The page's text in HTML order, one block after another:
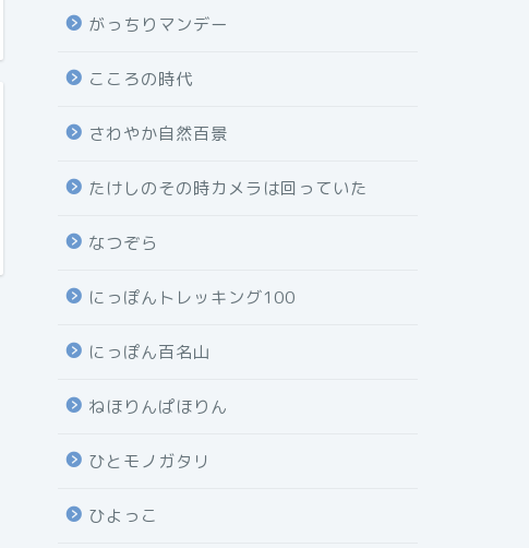
がっちりマンデー
こころの時代
さわやか自然百景
たけしのその時カメラは回っていた
なつぞら
にっぽんトレッキング100
にっぽん百名山
ねほりんぱほりん
ひとモノガタリ
ひよっこ